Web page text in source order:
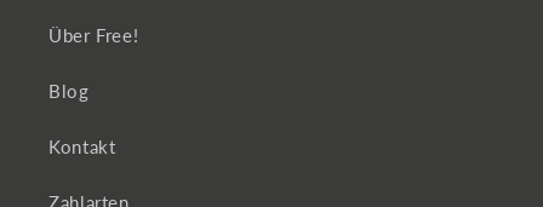
Über Free!
Blog
Kontakt
Zahlarten